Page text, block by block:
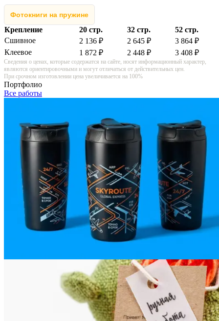
Фотокниги на пружине
Крепление 20 стр. 32 стр.
52 стр.
Сшивное
2 136 ₽ 2 645 ₽
3 864 ₽
Клеевое
1 872 ₽ 2 448 ₽ 3 408 ₽
Сведения о ценах, которые содержатся на сайте, носят информационный характер,
являются ориентировочными и могут отличаться от действительных цен.
При срочном изготовлении цена увеличивается на 100%
Портфолио
Все работы